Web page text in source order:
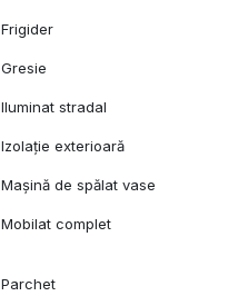
Frigider
Gresie
Iluminat stradal
Izolație exterioară
Mașină de spălat vase
Mobilat complet
Parchet